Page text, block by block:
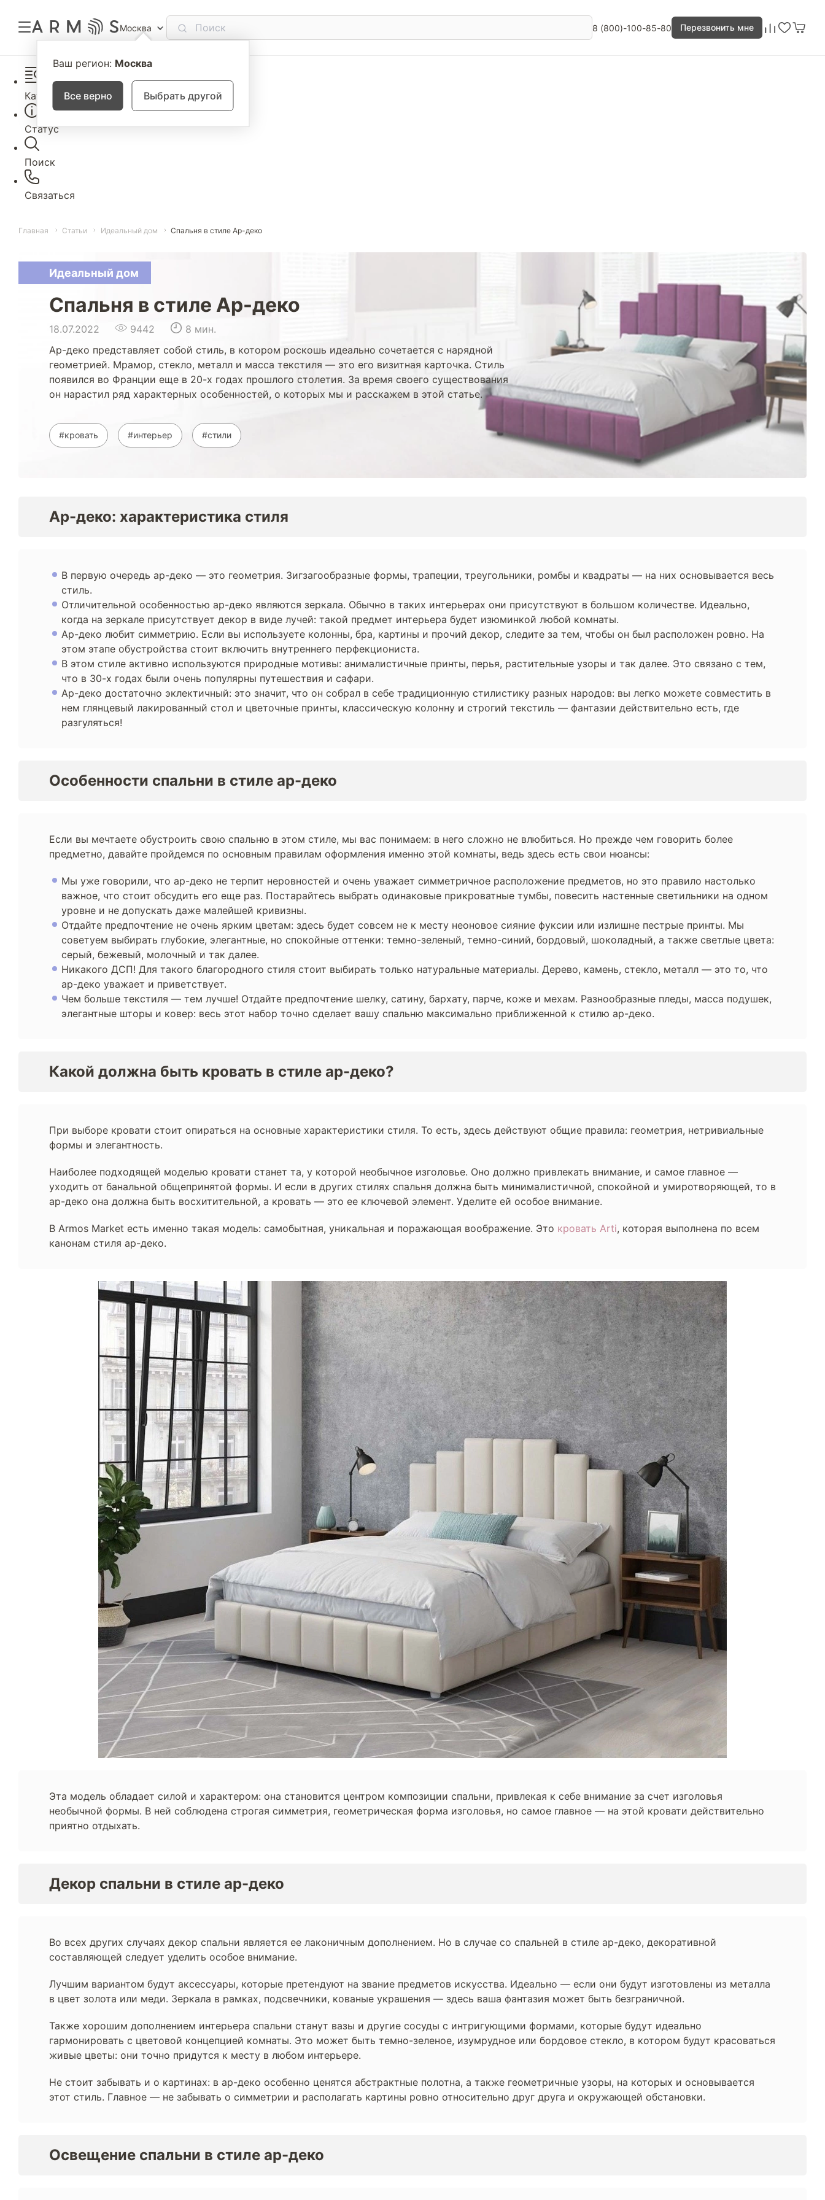
Москва
Ваш регион: Москва
Все верно Выбрать другой
8 (800)-100-85-80 Перезвонить мне
Каталог
Статус
Поиск
Связаться
Главная Статьи Идеальный дом Спальня в стиле Ар-деко
Идеальный дом
Спальня в стиле Ар-деко
18.07.2022 9442
8 мин.
Ар-деко представляет собой стиль, в котором роскошь идеально сочетается с нарядной
геометрией. Мрамор, стекло, металл и масса текстиля — это его визитная карточка. Стиль
появился во Франции еще в 20-х годах прошлого столетия. За время своего существования
он нарастил ряд характерных особенностей, о которых мы и расскажем в этой статье.
#кровать #интерьер #стили
Ар-деко: характеристика стиля
В первую очередь ар-деко — это геометрия. Зигзагообразные формы, трапеции, треугольники, ромбы и квадраты — на них основывается весь
стиль.
Отличительной особенностью ар-деко являются зеркала. Обычно в таких интерьерах они присутствуют в большом количестве. Идеально,
когда на зеркале присутствует декор в виде лучей: такой предмет интерьера будет изюминкой любой комнаты.
Ар-деко любит симметрию. Если вы используете колонны, бра, картины и прочий декор, следите за тем, чтобы он был расположен ровно. На
этом этапе обустройства стоит включить внутреннего перфекциониста.
В этом стиле активно используются природные мотивы: анималистичные принты, перья, растительные узоры и так далее. Это связано с тем,
что в 30-х годах были очень популярны путешествия и сафари.
Ар-деко достаточно эклектичный: это значит, что он собрал в себе традиционную стилистику разных народов: вы легко можете совместить в
нем глянцевый лакированный стол и цветочные принты, классическую колонну и строгий текстиль — фантазии действительно есть, где
разгуляться!
Особенности спальни в стиле ар-деко
Если вы мечтаете обустроить свою спальню в этом стиле, мы вас понимаем: в него сложно не влюбиться. Но прежде чем говорить более
предметно, давайте пройдемся по основным правилам оформления именно этой комнаты, ведь здесь есть свои нюансы:
Мы уже говорили, что ар-деко не терпит неровностей и очень уважает симметричное расположение предметов, но это правило настолько
важное, что стоит обсудить его еще раз. Постарайтесь выбрать одинаковые прикроватные тумбы, повесить настенные светильники на одном
уровне и не допускать даже малейшей кривизны.
Отдайте предпочтение не очень ярким цветам: здесь будет совсем не к месту неоновое сияние фуксии или излишне пестрые принты. Мы
советуем выбирать глубокие, элегантные, но спокойные оттенки: темно-зеленый, темно-синий, бордовый, шоколадный, а также светлые цвета:
серый, бежевый, молочный и так далее.
Никакого ДСП! Для такого благородного стиля стоит выбирать только натуральные материалы. Дерево, камень, стекло, металл — это то, что
ар-деко уважает и приветствует.
Чем больше текстиля — тем лучше! Отдайте предпочтение шелку, сатину, бархату, парче, коже и мехам. Разнообразные пледы, масса подушек,
элегантные шторы и ковер: весь этот набор точно сделает вашу спальню максимально приближенной к стилю ар-деко.
Какой должна быть кровать в стиле ар-деко?
При выборе кровати стоит опираться на основные характеристики стиля. То есть, здесь действуют общие правила: геометрия, нетривиальные
формы и элегантность.
Наиболее подходящей моделью кровати станет та, у которой необычное изголовье. Оно должно привлекать внимание, и самое главное —
уходить от банальной общепринятой формы. И если в других стилях спальня должна быть минималистичной, спокойной и умиротворяющей, то в
ар-деко она должна быть восхитительной, а кровать — это ее ключевой элемент. Уделите ей особое внимание.
В Armos Market есть именно такая модель: самобытная, уникальная и поражающая воображение. Это кровать Arti, которая выполнена по всем
канонам стиля ар-деко.
Эта модель обладает силой и характером: она становится центром композиции спальни, привлекая к себе внимание за счет изголовья
необычной формы. В ней соблюдена строгая симметрия, геометрическая форма изголовья, но самое главное — на этой кровати действительно
приятно отдыхать.
Декор спальни в стиле ар-деко
Во всех других случаях декор спальни является ее лаконичным дополнением. Но в случае со спальней в стиле ар-деко, декоративной
составляющей следует уделить особое внимание.
Лучшим вариантом будут аксессуары, которые претендуют на звание предметов искусства. Идеально — если они будут изготовлены из металла
в цвет золота или меди. Зеркала в рамках, подсвечники, кованые украшения — здесь ваша фантазия может быть безграничной.
Также хорошим дополнением интерьера спальни станут вазы и другие сосуды с интригующими формами, которые будут идеально
гармонировать с цветовой концепцией комнаты. Это может быть темно-зеленое, изумрудное или бордовое стекло, в котором будут красоваться
живые цветы: они точно придутся к месту в любом интерьере.
Не стоит забывать и о картинах: в ар-деко особенно ценятся абстрактные полотна, а также геометричные узоры, на которых и основывается
этот стиль. Главное — не забывать о симметрии и располагать картины ровно относительно друг друга и окружающей обстановки.
Освещение спальни в стиле ар-деко